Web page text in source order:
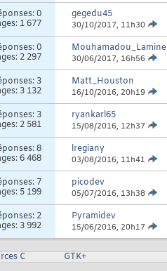
0
1 677
gegedu45
30/10/2017, 11h30
0
2 297
Mouhamadou_Lamine
30/06/2017, 16h56
3
3 132
Matt_Houston
16/10/2016, 20h19
3
2 581
ryankarl65
15/08/2016, 12h37
8
6 468
lregiany
03/08/2016, 11h41
7
5 199
picodev
05/07/2016, 13h38
2
3 992
Pyramidev
15/06/2016, 20h17
C GTK+